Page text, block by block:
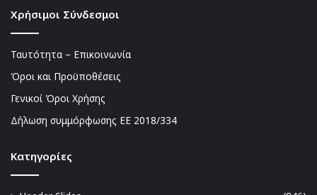
Χρήσιμοι Σύνδεσμοι
Ταυτότητα – Επικοινωνία
Όροι και Προϋποθέσεις
Γενικοί Όροι Χρήσης
Δήλωση συμμόρφωσης ΕΕ 2018/334
Kατηγορίες